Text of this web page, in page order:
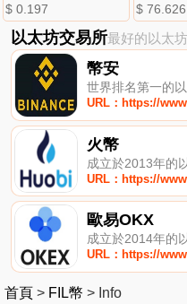
$ 0.197 $ 76.626
以太坊交易所最好的以太
幣安
世界排名第一的
URL：https://
火幣
成立於2013年的
URL：https://
歐易OKX
成立於2014年的
URL：https://
首頁 > FIL幣 > Info